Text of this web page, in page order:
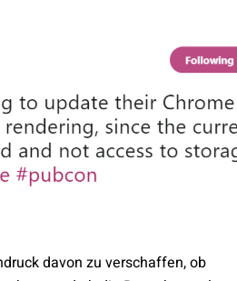
davon zu verschaffen, ob